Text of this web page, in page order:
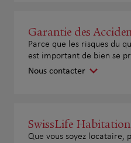
Garantie des
Parce que les risques du
est important de bien se
Nous contacter
SwissLife Habitation
Que vous soyez locataire,